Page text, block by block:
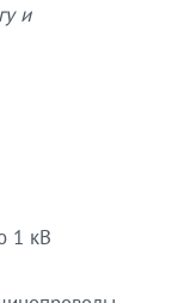
и
1 кВ